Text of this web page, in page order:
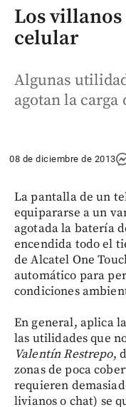
Los villanos
celular
Algunas
agotan la carga
08 de diciembre de 2013
La pantalla de un
equipararse a un
agotada la batería
encendida todo el
de Alcatel One
automático para
condiciones
En general, aplica
las utilidades que
Valentín Restrepo,
zonas de poca
requieren
livianos o chat) se